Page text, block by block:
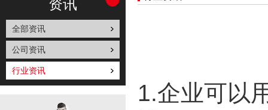
资讯
全部资讯
公司资讯
行业资讯
1.企业可以